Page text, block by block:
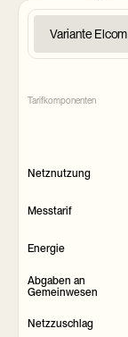
Variante Elcom
Tarifkomponenten
Netznutzung
Messtarif
Energie
Abgaben an
Gemeinwesen
Netzzuschlag